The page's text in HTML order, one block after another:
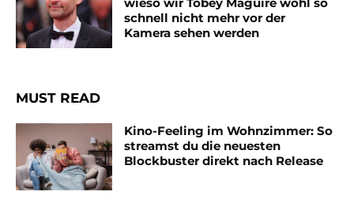
schnell nicht mehr vor der
Kamera sehen werden
MUST READ
Kino-Feeling im Wohnzimmer: So
streamst du die neuesten
Blockbuster direkt nach Release